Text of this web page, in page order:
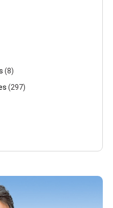
(8)
(297)